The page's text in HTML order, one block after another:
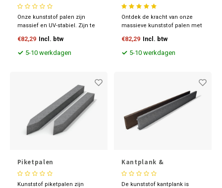
Onze kunststof palen zijn
massief en UV-stabiel. Zijn te
leverbaar in diverse
maatvoeringen en kleuren.
€82,29 Incl. btw
5-10 werkdagen
Ontdek de kracht van onze
massieve kunststof palen met
voor al uw bouw- en
constructiebehoeften.
€82,29 Incl. btw
5-10 werkdagen
Piketpalen
Kunststof piketpalen zijn
Kantplank &
boordstenen
De kunststof kantplank is